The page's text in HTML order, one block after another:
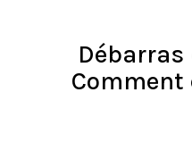
Débarras
Comment